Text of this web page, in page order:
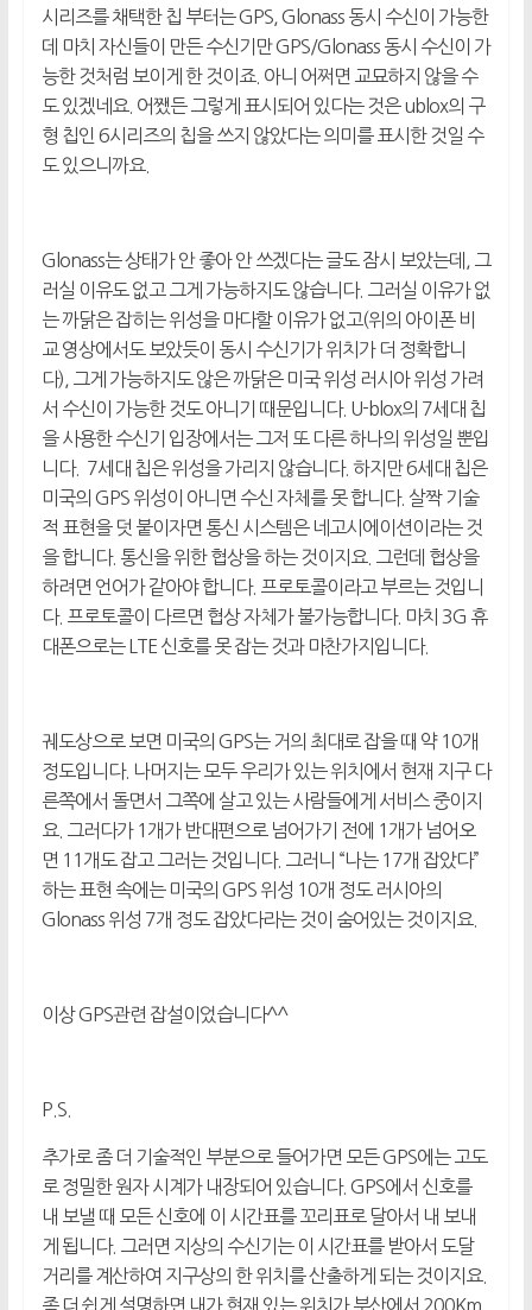
시리즈를 채택한 칩 부터는 GPS, Glonass 동시 수신이 가능한
데 마치 자신들이 만든 수신기만 GPS/Glonass 동시 수신이 가
능한 것처럼 보이게 한 것이죠. 아니 어쩌면 교묘하지 않을 수
도 있겠네요. 어쨌든 그렇게 표시되어 있다는 것은 ublox의 구
형 칩인 6시리즈의 칩을 쓰지 않았다는 의미를 표시한 것일 수
도 있으니까요.
Glonass는 상태가 안 좋아 안 쓰겠다는 글도 잠시 보았는데, 그
러실 이유도 없고 그게 가능하지도 않습니다. 그러실 이유가 없
는 까닭은 잡히는 위성을 마다할 이유가 없고(위의 아이폰 비
교 영상에서도 보았듯이 동시 수신기가 위치가 더 정확합니
다), 그게 가능하지도 않은 까닭은 미국 위성 러시아 위성 가려
서 수신이 가능한 것도 아니기 때문입니다. U-blox의 7세대 칩
을 사용한 수신기 입장에서는 그저 또 다른 하나의 위성일 뿐입
니다. 7세대 칩은 위성을 가리지 않습니다. 하지만 6세대 칩은
미국의 GPS 위성이 아니면 수신 자체를 못 합니다. 살짝 기술
적 표현을 덧 붙이자면 통신 시스템은 네고시에이션이라는 것
을 합니다. 통신을 위한 협상을 하는 것이지요. 그런데 협상을
하려면 언어가 같아야 합니다. 프로토콜이라고 부르는 것입니
다. 프로토콜이 다르면 협상 자체가 불가능합니다. 마치 3G 휴
대폰으로는 LTE 신호를 못 잡는 것과 마찬가지입니다.
궤도상으로 보면 미국의 GPS는 거의 최대로 잡을 때 약 10개
정도입니다. 나머지는 모두 우리가 있는 위치에서 현재 지구 다
른쪽에서 돌면서 그쪽에 살고 있는 사람들에게 서비스 중이지
요. 그러다가 1개가 반대편으로 넘어가기 전에 1개가 넘어오
면 11개도 잡고 그러는 것입니다. 그러니 “나는 17개 잡았다”
하는 표현 속에는 미국의 GPS 위성 10개 정도 러시아의
Glonass 위성 7개 정도 잡았다라는 것이 숨어있는 것이지요.
이상 GPS관련 잡설이었습니다^^
P.S.
추가로 좀 더 기술적인 부분으로 들어가면 모든 GPS에는 고도
로 정밀한 원자 시계가 내장되어 있습니다. GPS에서 신호를
내 보낼 때 모든 신호에 이 시간표를 꼬리표로 달아서 내 보내
게 됩니다. 그러면 지상의 수신기는 이 시간표를 받아서 도달
거리를 계산하여 지구상의 한 위치를 산출하게 되는 것이지요.
좀 더 쉽게 설명하면 내가 현재 있는 위치가 부산에서 200Km